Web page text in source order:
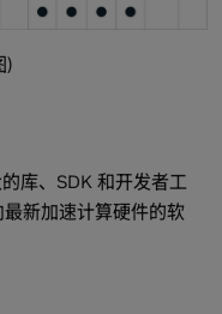
库、SDK 和开发者工
新加速计算硬件的软
)